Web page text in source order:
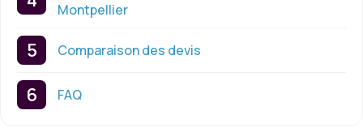
Montpellier
Comparaison des devis
FAQ